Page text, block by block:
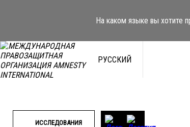
На каком языке вы хотите
РУССКИЙ
ИССЛЕДОВАНИЯ